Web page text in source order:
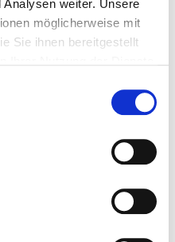
weiter. Unsere
möglicherweise mit
Sie ihnen bereitgestellt